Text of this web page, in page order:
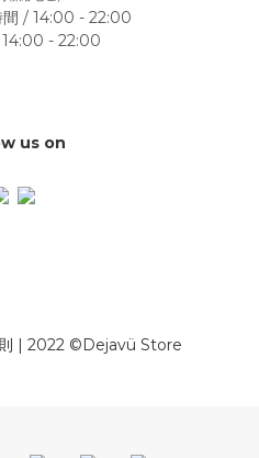
間 / 14:00 - 22:00
- 22:00
us on
| 2022 ©Dejavü Store